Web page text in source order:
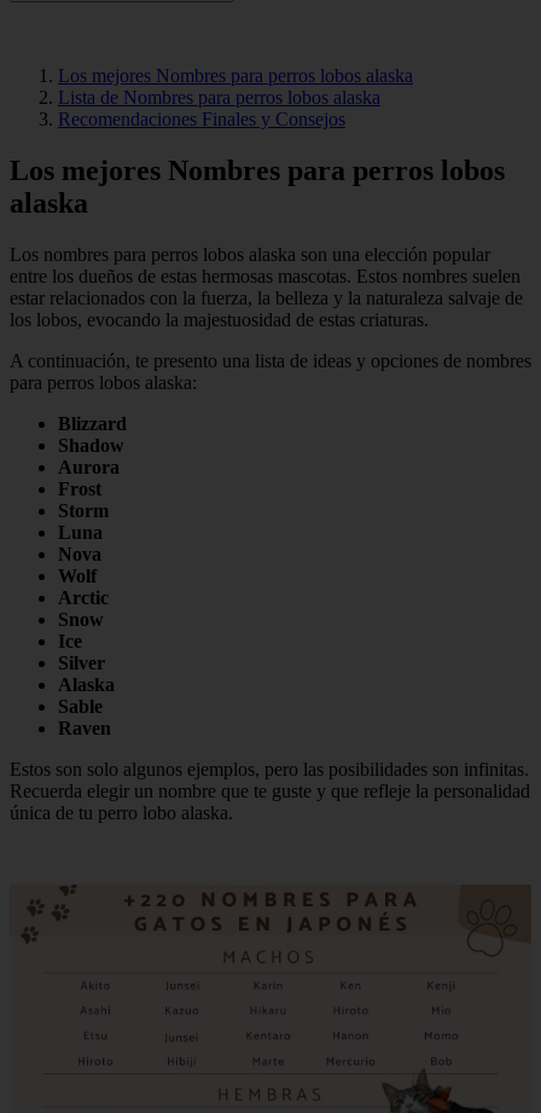
Los mejores Nombres para perros lobos alaska
Lista de Nombres para perros lobos alaska
Recomendaciones Finales y Consejos
Los mejores Nombres para perros lobos
alaska
Los nombres para perros lobos alaska son una elección popular
entre los dueños de estas hermosas mascotas. Estos nombres suelen
estar relacionados con la fuerza, la belleza y la naturaleza salvaje de
los lobos, evocando la majestuosidad de estas criaturas.
A continuación, te presento una lista de ideas y opciones de nombres
para perros lobos alaska:
Blizzard
Shadow
Aurora
Frost
Storm
Luna
Nova
Wolf
Arctic
Snow
Ice
Silver
Alaska
Sable
Raven
Estos son solo algunos ejemplos, pero las posibilidades son infinitas.
Recuerda elegir un nombre que te guste y que refleje la personalidad
única de tu perro lobo alaska.